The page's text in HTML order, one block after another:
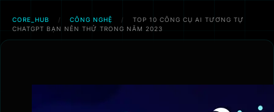
CORE_HUB / CÔNG NGHỆ /
TOP 10 CÔNG CỤ AI TƯƠNG TỰ
CHATGPT BẠN NÊN THỬ TRONG NĂM 2023
Chuyển